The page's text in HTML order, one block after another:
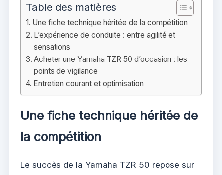
Table des matières
Une fiche technique héritée de la compétition
L’expérience de conduite : entre agilité et
sensations
Acheter une Yamaha TZR 50 d’occasion : les
points de vigilance
Entretien courant et optimisation
Une fiche technique héritée de
la compétition
Le succès de la Yamaha TZR 50 repose sur